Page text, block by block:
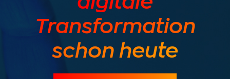
Transformation
schon heute